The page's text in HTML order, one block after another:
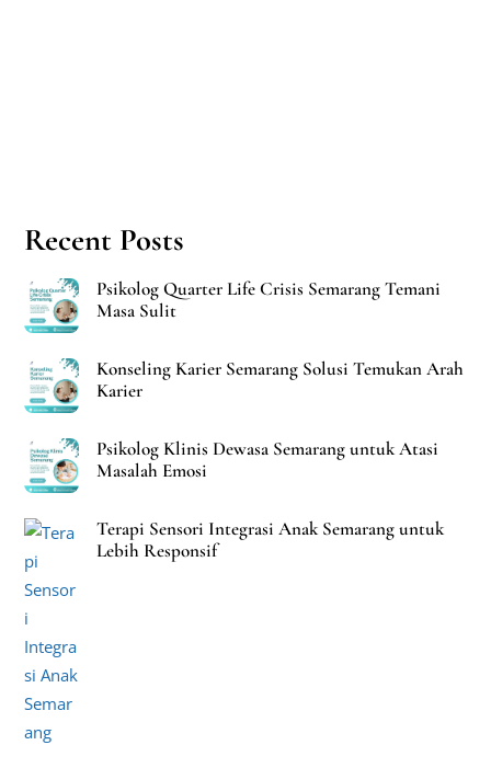
Recent Posts
Psikolog Quarter Life Crisis Semarang Temani
Masa Sulit
Konseling Karier Semarang Solusi Temukan Arah
Karier
Psikolog Klinis Dewasa Semarang untuk Atasi
Masalah Emosi
Terapi Sensori Integrasi Anak Semarang untuk
Lebih Responsif